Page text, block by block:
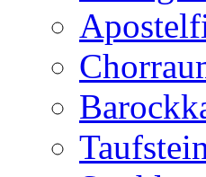
Taufstein